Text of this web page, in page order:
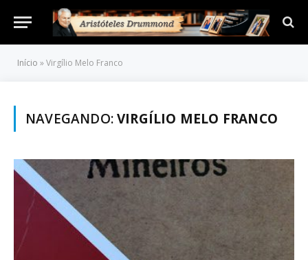
Início »Virgílio Melo Franco
NAVEGANDO:VIRGÍLIO MELO FRANCO